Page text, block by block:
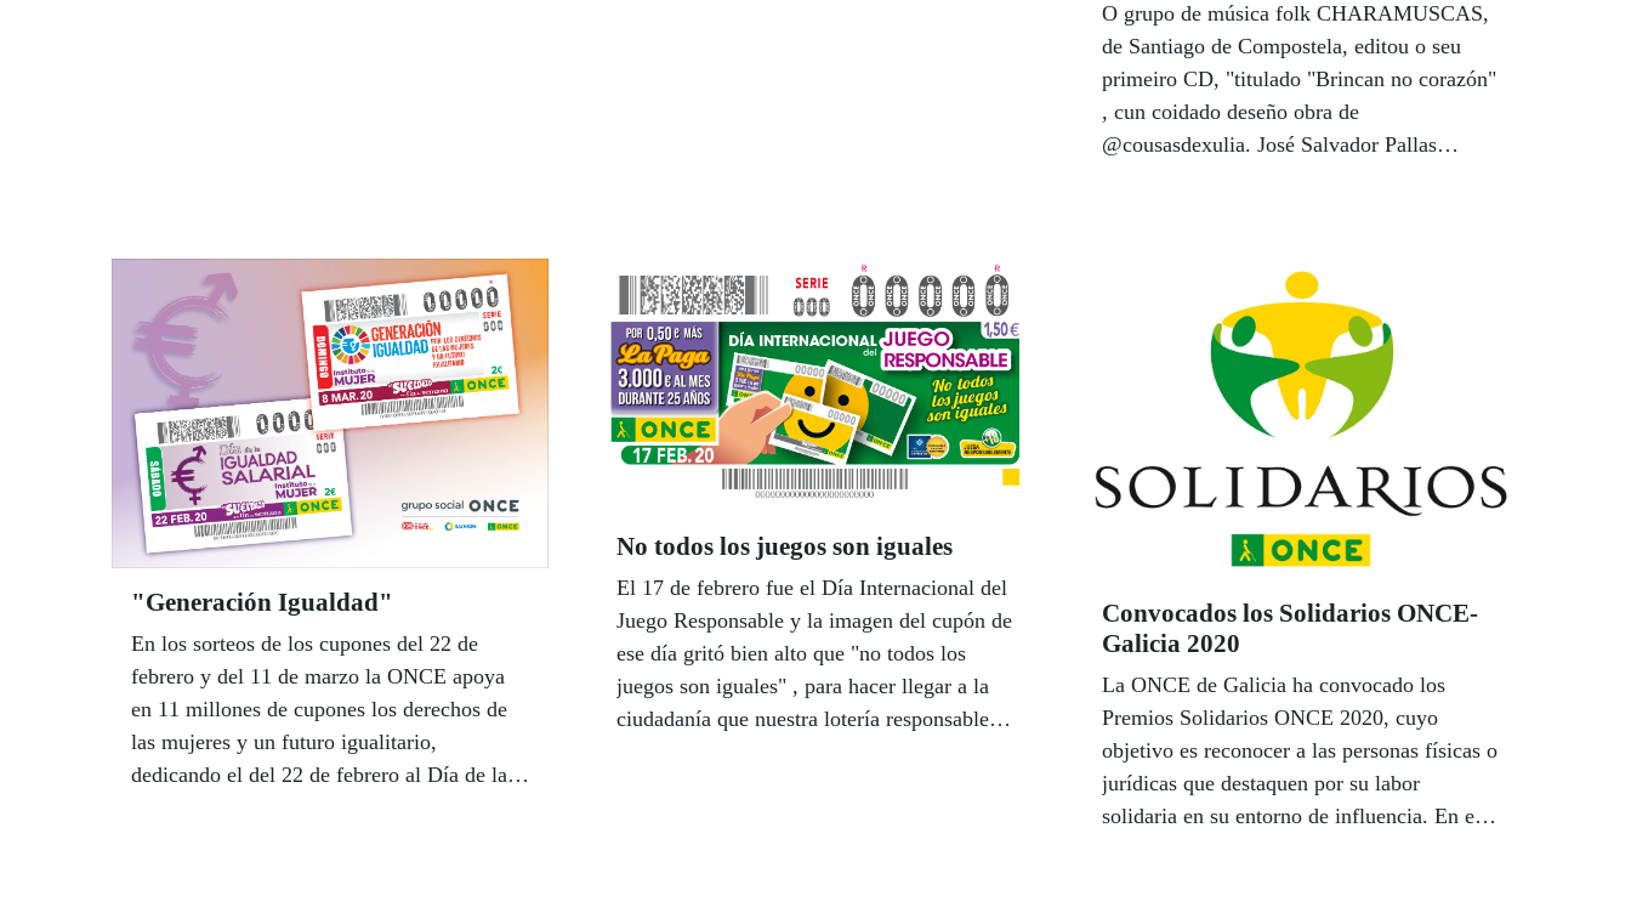
O grupo de música folk CHARAMUSCAS,
de Santiago de Compostela, editou o seu
primeiro CD, "titulado "Brincan no corazón"
, cun coidado deseño obra de
@cousasdexulia. José Salvador Pallas
andadura dos seus compoñentes como taller
de percusión e voz tradicional de música de
Galicia na Axencia ONCE de Santiago.
"Generación Igualdad"
En los sorteos de los cupones del 22 de
febrero y del 11 de marzo la ONCE apoya
en 11 millones de cupones los derechos de
las mujeres y un futuro igualitario,
dedicando el del 22 de febrero al Día de la
No todos los juegos son iguales
El 17 de febrero fue el Día Internacional del
Juego Responsable y la imagen del cupón de
ese día gritó bien alto que "no todos los
juegos son iguales" , para hacer llegar a la
ciudadanía que nuestra lotería responsable es
Convocados los Solidarios ONCE-
Galicia 2020
La ONCE de Galicia ha convocado los
Premios Solidarios ONCE 2020, cuyo
objetivo es reconocer a las personas físicas o
jurídicas que destaquen por su labor
solidaria en su entorno de influencia. En esta